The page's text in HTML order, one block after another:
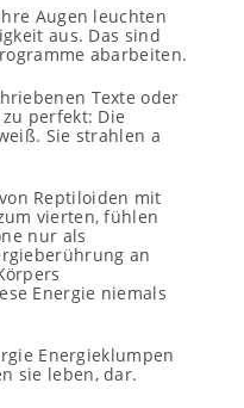
Augen leuchten
aus. Das sind
abarbeiten.
Texte oder
perfekt: Die
Sie strahlen a
Reptiloiden mit
vierten, fühlen
nur als
an
Energie niemals
Energieklumpen
sie leben, dar.